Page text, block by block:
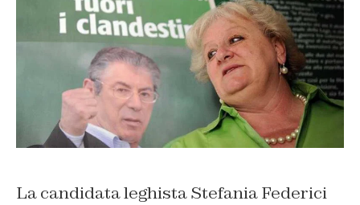
La candidata leghista Stefania Federici